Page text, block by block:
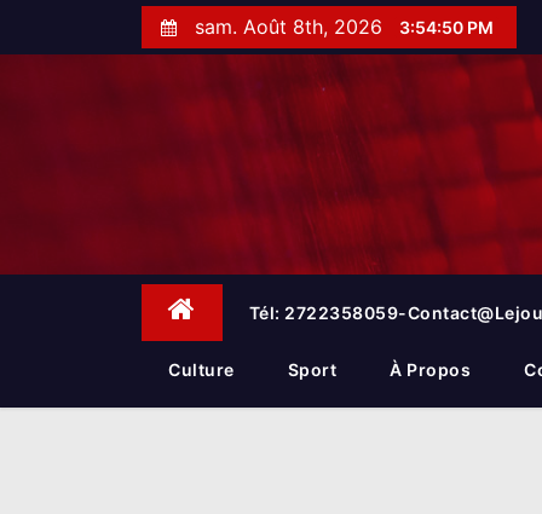
t
sam. Août 8th, 2026 3:54:51 PM
Tél: 2722358059-
Culture Sport À Propos